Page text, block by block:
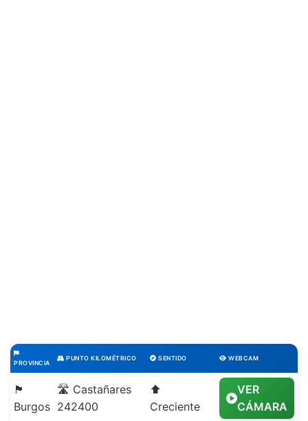
PROVINCIA
PUNTO KILOMÉTRICO SENTIDO WEBCAM
🏴
Burgos
🛣️ Castañares
242400
⬆️
Creciente
VER
CÁMARA